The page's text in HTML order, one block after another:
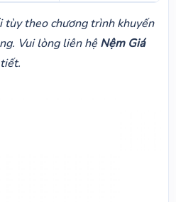
tùy theo chương trình khuyến
Vui lòng liên hệ Nệm Giá